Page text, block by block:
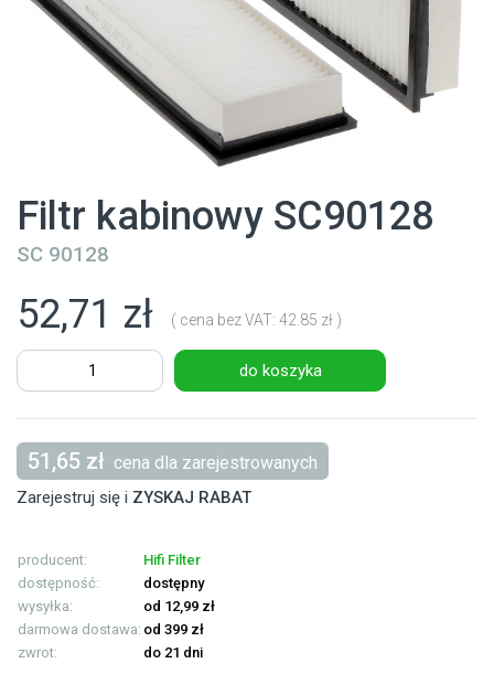
Filtr kabinowy SC90128
SC 90128
52,71 zł ( cena bez VAT: 42.85 zł )
do koszyka
51,65 zł cena dla zarejestrowanych
Zarejestruj się i ZYSKAJ RABAT
producent:
Hifi Filter
dostępność:
dostępny
wysyłka:
od 12,99 zł
darmowa dostawa: od 399 zł
zwrot:
do 21 dni